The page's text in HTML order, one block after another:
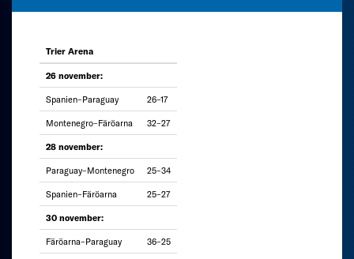
Trier Arena
26 november:
Spanien–Paraguay 26–17
Montenegro–Färöarna 32–27
28 november:
Paraguay–Montenegro 25–34
Spanien–Färöarna 25–27
30 november:
Färöarna–Paraguay 36–25